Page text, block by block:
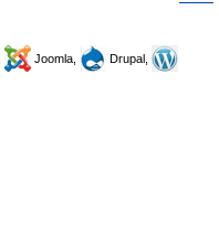
Joomla,
Drupal,